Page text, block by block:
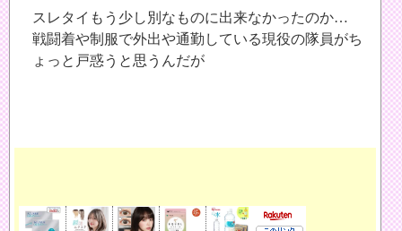
スレタイもう少し別なものに出来なかったのか…
戦闘着や制服で外出や通勤している現役の隊員がち
ょっと戸惑うと思うんだが